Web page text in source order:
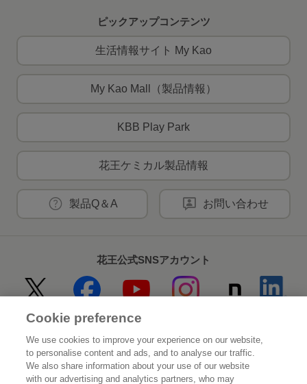
ピックアップコンテンツ
生活情報サイト My Kao
My Kao Mall（製品情報）
KBB Play Park
花王ケミカル製品情報
製品Q＆A お問い合わせ
花王公式SNSアカウント
Home 花王について
サステナビリティ イノベーション
Cookie preference
We use cookies to improve your experience on our website,
to personalise content and ads, and to analyse our traffic.
We also share information about your use of our website
with our advertising and analytics partners, who may